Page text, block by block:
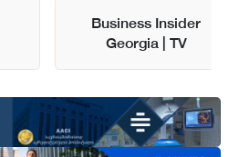
Business Insider
Georgia | TV